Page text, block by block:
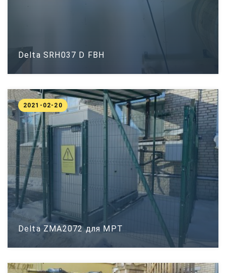
Delta SRH037 D FBH
Delta ZMA2072 для МРТ
2021-02-20